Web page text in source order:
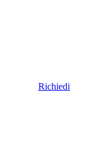
Richiedi